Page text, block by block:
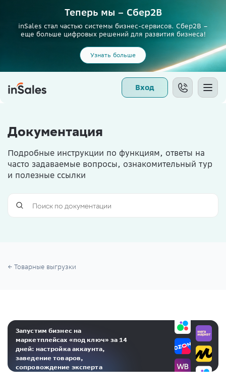
Теперь мы – Сбер2B
inSales стал частью системы бизнес-сервисов. Сбер2В –
еще больше цифровых решений для развития бизнеса!
Узнать больше
Вход
Документация
Подробные инструкции по функциям, ответы на
часто задаваемые вопросы, ознакомительный тур
и полезные ссылки
Товарные выгрузки
Запустим бизнес на
маркетплейсах «под ключ» за 14
дней: настройка аккаунта,
заведение товаров,
сопровождение эксперта